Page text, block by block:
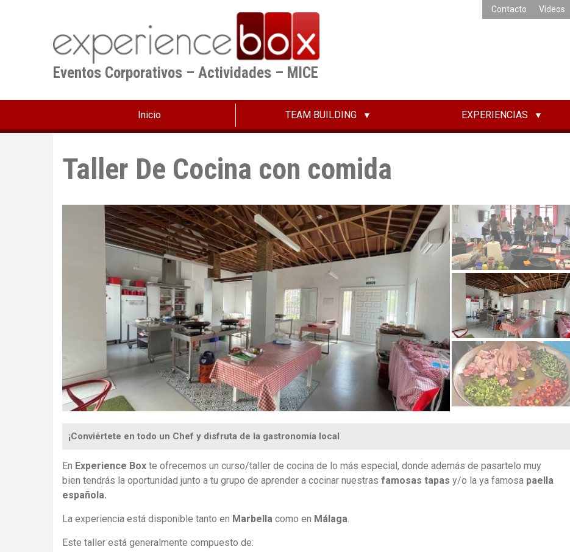
Eventos Corporativos – Actividades – MICE
Contacto Vídeos
Inicio TEAM BUILDING EXPERIENCIAS
Taller De Cocina con comida
¡Conviértete en todo un Chef y disfruta de la gastronomía local
En Experience Box te ofrecemos un curso/taller de cocina de lo más especial, donde además de pasartelo muy
bien tendrás la oportunidad junto a tu grupo de aprender a cocinar nuestras famosas tapas y/o la ya famosa paella
española.
La experiencia está disponible tanto en Marbella como en Málaga.
Este taller está generalmente compuesto de: